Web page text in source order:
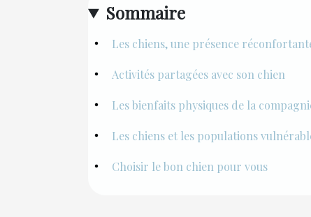
Sommaire
Les chiens, une présence
Activités partagées avec son chien
Les bienfaits physiques de la
Les chiens et les populations
Choisir le bon chien pour vous